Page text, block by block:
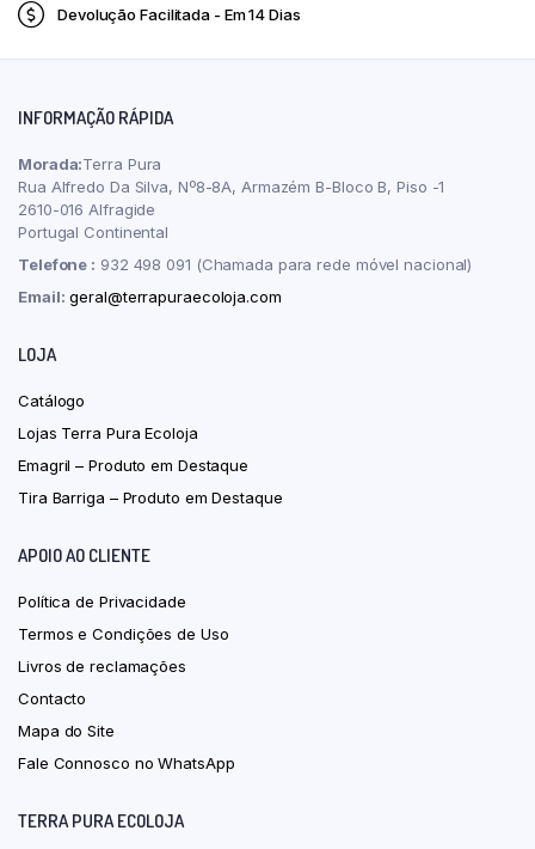
quantity
Devolução Facilitada - Em 14 Dias
INFORMAÇÃO RÁPIDA
Morada:Terra Pura
Rua Alfredo Da Silva, Nº8-8A, Armazém B-Bloco B, Piso -1
2610-016 Alfragide
Portugal Continental
Telefone : 932 498 091 (Chamada para rede móvel nacional)
Email: geral@terrapuraecoloja.com
LOJA
Catálogo
Lojas Terra Pura Ecoloja
Emagril – Produto em Destaque
Tira Barriga – Produto em Destaque
APOIO AO CLIENTE
Política de Privacidade
Termos e Condições de Uso
Livros de reclamações
Contacto
Mapa do Site
Fale Connosco no WhatsApp
TERRA PURA ECOLOJA